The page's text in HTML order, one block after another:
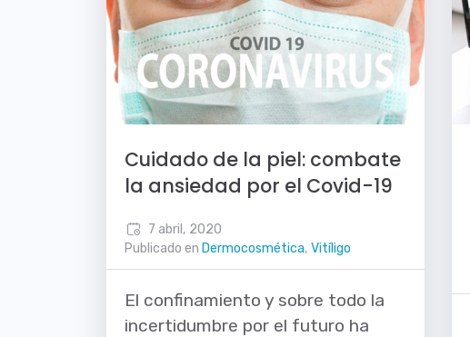
Cuidado de la piel: combate
la ansiedad por el Covid-19
7 abril, 2020
Publicado en Dermocosmética, Vitíligo
El confinamiento y sobre todo la
incertidumbre por el futuro ha